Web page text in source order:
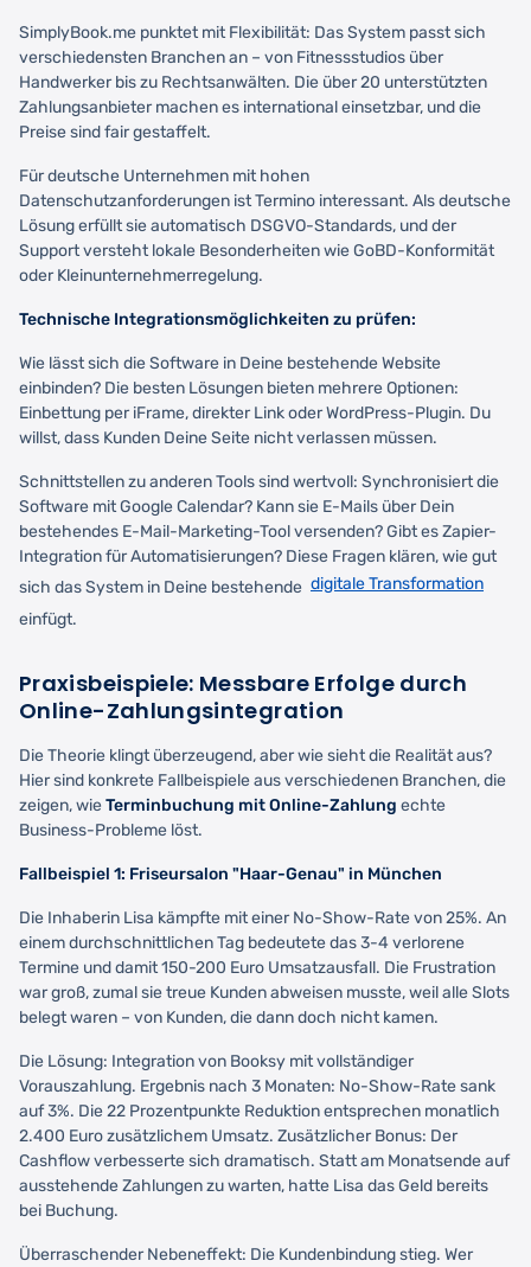
SimplyBook.me punktet mit Flexibilität: Das System passt sich
verschiedensten Branchen an – von Fitnessstudios über
Handwerker bis zu Rechtsanwälten. Die über 20 unterstützten
Zahlungsanbieter machen es international einsetzbar, und die
Preise sind fair gestaffelt.
Für deutsche Unternehmen mit hohen
Datenschutzanforderungen ist Termino interessant. Als deutsche
Lösung erfüllt sie automatisch DSGVO-Standards, und der
Support versteht lokale Besonderheiten wie GoBD-Konformität
oder Kleinunternehmerregelung.
Technische Integrationsmöglichkeiten zu prüfen:
Wie lässt sich die Software in Deine bestehende Website
einbinden? Die besten Lösungen bieten mehrere Optionen:
Einbettung per iFrame, direkter Link oder WordPress-Plugin. Du
willst, dass Kunden Deine Seite nicht verlassen müssen.
Schnittstellen zu anderen Tools sind wertvoll: Synchronisiert die
Software mit Google Calendar? Kann sie E-Mails über Dein
bestehendes E-Mail-Marketing-Tool versenden? Gibt es Zapier-
Integration für Automatisierungen? Diese Fragen klären, wie gut
sich das System in Deine bestehende digitale Transformation
einfügt.
Praxisbeispiele: Messbare Erfolge durch
Online-Zahlungsintegration
Die Theorie klingt überzeugend, aber wie sieht die Realität aus?
Hier sind konkrete Fallbeispiele aus verschiedenen Branchen, die
zeigen, wieTerminbuchung mit Online-Zahlung echte
Business-Probleme löst.
Fallbeispiel 1: Friseursalon "Haar-Genau" in München
Die Inhaberin Lisa kämpfte mit einer No-Show-Rate von 25%. An
einem durchschnittlichen Tag bedeutete das 3-4 verlorene
Termine und damit 150-200 Euro Umsatzausfall. Die Frustration
war groß, zumal sie treue Kunden abweisen musste, weil alle Slots
belegt waren – von Kunden, die dann doch nicht kamen.
Die Lösung: Integration von Booksy mit vollständiger
Vorauszahlung. Ergebnis nach 3 Monaten: No-Show-Rate sank
auf 3%. Die 22 Prozentpunkte Reduktion entsprechen monatlich
2.400 Euro zusätzlichem Umsatz. Zusätzlicher Bonus: Der
Cashflow verbesserte sich dramatisch. Statt am Monatsende auf
ausstehende Zahlungen zu warten, hatte Lisa das Geld bereits
bei Buchung.
Überraschender Nebeneffekt: Die Kundenbindung stieg. Wer